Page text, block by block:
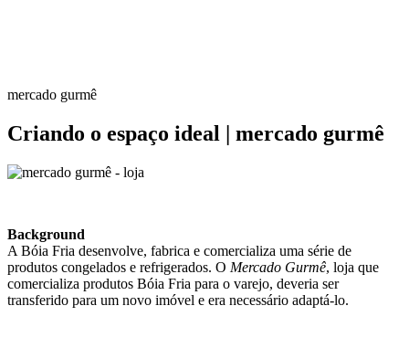
mercado gurmê
Criando o espaço ideal | mercado gurmê
Background
A Bóia Fria desenvolve, fabrica e comercializa uma série de
produtos congelados e refrigerados. O Mercado Gurmê, loja que
comercializa produtos Bóia Fria para o varejo, deveria ser
transferido para um novo imóvel e era necessário adaptá-lo.